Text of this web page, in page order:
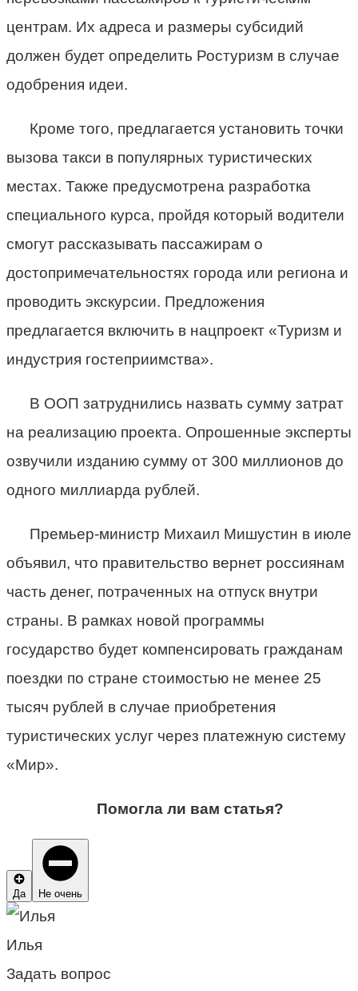
центрам. Их адреса и размеры субсидий
должен будет определить Ростуризм в случае
одобрения идеи.
Кроме того, предлагается установить точки
вызова такси в популярных туристических
местах. Также предусмотрена разработка
специального курса, пройдя который водители
смогут рассказывать пассажирам о
достопримечательностях города или региона и
проводить экскурсии. Предложения
предлагается включить в нацпроект «Туризм и
индустрия гостеприимства».
В ООП затруднились назвать сумму затрат
на реализацию проекта. Опрошенные эксперты
озвучили изданию сумму от 300 миллионов до
одного миллиарда рублей.
Премьер-министр Михаил Мишустин в июле
объявил, что правительство вернет россиянам
часть денег, потраченных на отпуск внутри
страны. В рамках новой программы
государство будет компенсировать гражданам
поездки по стране стоимостью не менее 25
тысяч рублей в случае приобретения
туристических услуг через платежную систему
«Мир».
Помогла ли вам статья?
Да Не очень
Илья
Задать вопрос